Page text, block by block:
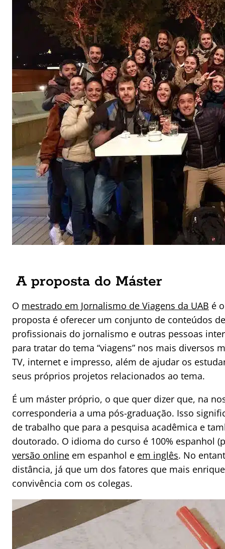
A proposta do Máster
O mestrado em Jornalismo de Viagens da UAB é
proposta é oferecer um conjunto de conteúdos
profissionais do jornalismo e outras pessoas
para tratar do tema “viagens” nos mais diversos
TV, internet e impresso, além de ajudar os
seus próprios projetos relacionados ao tema.
É um máster próprio, o que quer dizer que, na
corresponderia a uma pós-graduação. Isso
de trabalho que para a pesquisa acadêmica e
doutorado. O idioma do curso é 100% espanhol
versão online em espanhol e em inglês. No
distância, já que um dos fatores que mais
convivência com os colegas.